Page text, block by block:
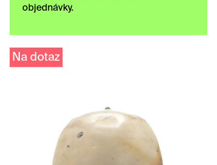
objednávky.
Na dotaz